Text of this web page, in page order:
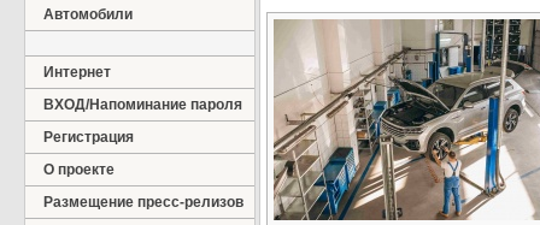
Автомобили
Интернет
ВХОД/Напоминание пароля
Регистрация
О проекте
Размещение пресс-релизов